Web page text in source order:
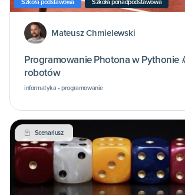
Szkoła podstawowa Szkoła ponadpodstawowa
Mateusz Chmielewski
Programowanie Photona w Pythonie
robotów
informatyka • programowanie
Scenariusz